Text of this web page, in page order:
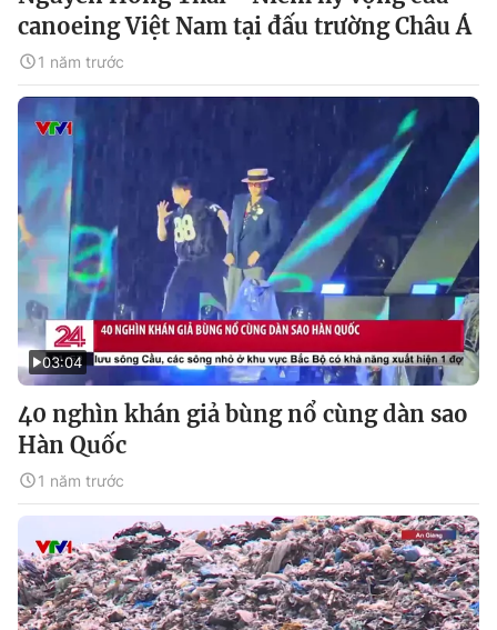
canoeing Việt Nam tại đấu trường Châu Á
1 năm trước
03:04
40 nghìn khán giả bùng nổ cùng dàn sao
Hàn Quốc
1 năm trước